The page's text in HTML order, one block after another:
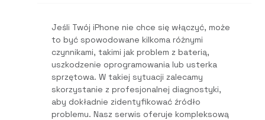
Jeśli Twój iPhone nie chce się włączyć, może
to być spowodowane kilkoma różnymi
czynnikami, takimi jak problem z baterią,
uszkodzenie oprogramowania lub usterka
sprzętowa. W takiej sytuacji zalecamy
skorzystanie z profesjonalnej diagnostyki,
aby dokładnie zidentyfikować źródło
problemu. Nasz serwis oferuje kompleksową